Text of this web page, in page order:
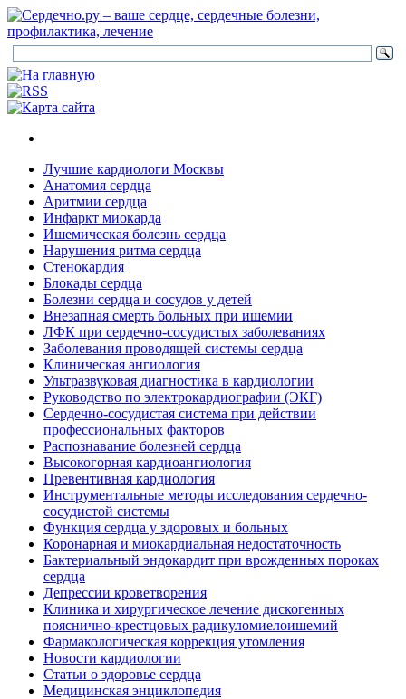
Лучшие кардиологи Москвы
Анатомия сердца
Аритмии сердца
Инфаркт миокарда
Ишемическая болезнь сердца
Нарушения ритма сердца
Стенокардия
Блокады сердца
Болезни сердца и сосудов у детей
Внезапная смерть больных при ишемии
ЛФК при сердечно-сосудистых заболеваниях
Заболевания проводящей системы сердца
Клиническая ангиология
Ультразвуковая диагностика в кардиологии
Руководство по электрокардиографии (ЭКГ)
Сердечно-сосудистая система при действии
профессиональных факторов
Распознавание болезней сердца
Высокогорная кардиоангиология
Превентивная кардиология
Инструментальные методы исследования сердечно-
сосудистой системы
Функция сердца у здоровых и больных
Коронарная и миокардиальная недостаточность
Бактериальный эндокардит при врожденных пороках
сердца
Депрессии кроветворения
Клиника и хирургическое лечение дискогенных
пояснично-крестцовых радикуломиелоишемий
Фармакологическая коррекция утомления
Новости кардиологии
Статьи о здоровье сердца
Медицинская энциклопедия